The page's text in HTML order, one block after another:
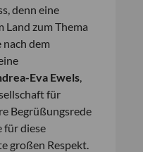
denn eine
Land zum Thema
nach dem
Eva Ewels,
für
Begrüßungsrede
für diese
großen Respekt.